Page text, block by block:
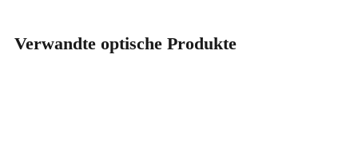
Verwandte optische Produkte